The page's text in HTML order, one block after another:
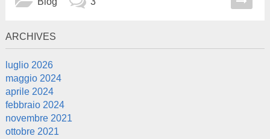
ARCHIVES
luglio 2026
maggio 2024
aprile 2024
febbraio 2024
novembre 2021
ottobre 2021